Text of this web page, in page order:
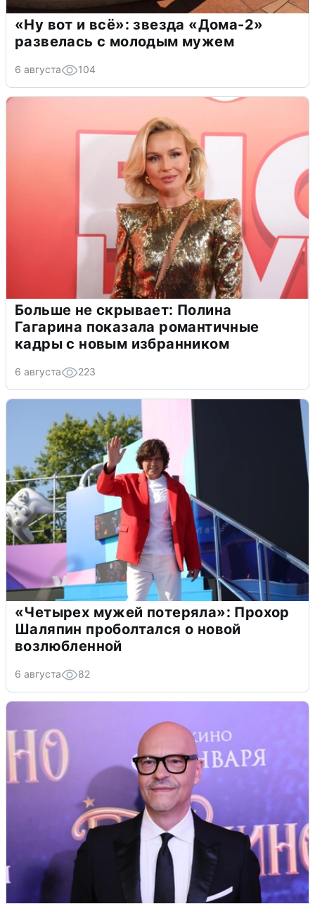
«Ну вот и всё»: звезда «Дома-2»
развелась с молодым мужем
6 августа 104
Больше не скрывает: Полина
Гагарина показала романтичные
кадры с новым избранником
6 августа 223
«Четырех мужей потеряла»: Прохор
Шаляпин проболтался о новой
возлюбленной
6 августа 82